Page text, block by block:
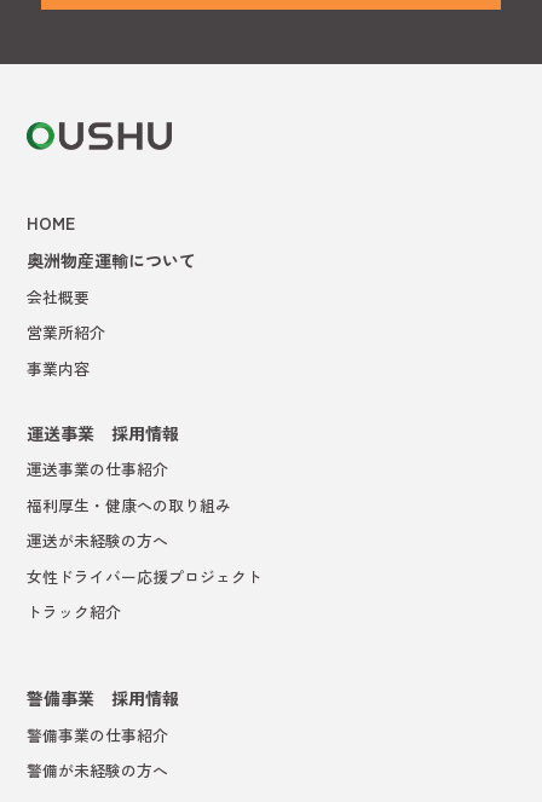
HOME
奥洲物産運輸について
会社概要
営業所紹介
事業内容
運送事業 採用情報
運送事業の仕事紹介
福利厚生・健康への取り組み
運送が未経験の方へ
女性ドライバー応援プロジェクト
トラック紹介
警備事業 採用情報
警備事業の仕事紹介
警備が未経験の方へ